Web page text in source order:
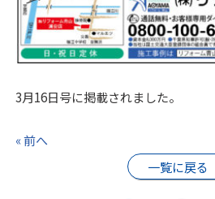
3月16日号に掲載されました。
« 前へ
一覧に戻る